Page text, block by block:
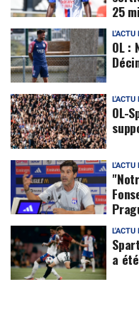
25
L'ACTU
OL :
L'ACTU
OL-
L'ACTU
L'ACTU
a